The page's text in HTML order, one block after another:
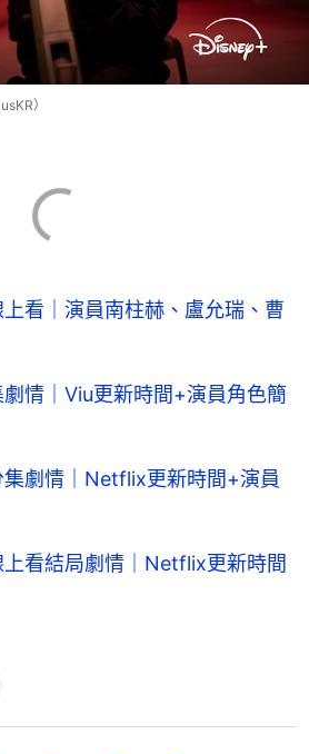
）
看｜演員南柱赫、盧允瑞、曹
情｜Viu更新時間+演員角色簡
劇情｜Netflix更新時間+演員
看結局劇情｜Netflix更新時間